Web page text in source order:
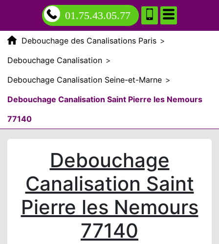
01.75.43.05.77
Debouchage des Canalisations Paris >
Debouchage Canalisation >
Debouchage Canalisation Seine-et-Marne >
Debouchage Canalisation Saint Pierre les Nemours
77140
Debouchage
Canalisation Saint
Pierre les Nemours
77140